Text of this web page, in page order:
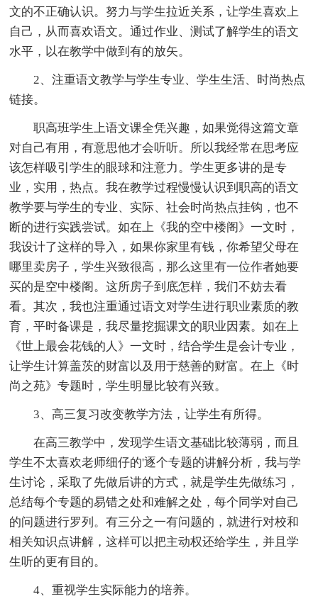
文的不正确认识。努力与学生拉近关系，让学生喜欢上
自己，从而喜欢语文。通过作业、测试了解学生的语文
水平，以在教学中做到有的放矢。
2、注重语文教学与学生专业、学生生活、时尚热点
链接。
职高班学生上语文课全凭兴趣，如果觉得这篇文章
对自己有用，有意思他才会听听。所以我经常在思考应
该怎样吸引学生的眼球和注意力。学生更多讲的是专
业，实用，热点。我在教学过程慢慢认识到职高的语文
教学要与学生的专业、实际、社会时尚热点挂钩，也不
断的进行实践尝试。如在上《我的空中楼阁》一文时，
我设计了这样的导入，如果你家里有钱，你希望父母在
哪里卖房子，学生兴致很高，那么这里有一位作者她要
买的是空中楼阁。这所房子到底怎样，我们不妨去看
看。其次，我也注重通过语文对学生进行职业素质的教
育，平时备课是，我尽量挖掘课文的职业因素。如在上
《世上最会花钱的人》一文时，结合学生是会计专业，
让学生计算盖茨的财富以及用于慈善的财富。在上《时
尚之苑》专题时，学生明显比较有兴致。
3、高三复习改变教学方法，让学生有所得。
在高三教学中，发现学生语文基础比较薄弱，而且
学生不太喜欢老师细仔的'逐个专题的讲解分析，我与学
生讨论，采取了先做后讲的方式，就是学生先做练习，
总结每个专题的易错之处和难解之处，每个同学对自己
的问题进行罗列。有三分之一有问题的，就进行对校和
相关知识点讲解，这样可以把主动权还给学生，并且学
生听的更有目的。
4、重视学生实际能力的培养。